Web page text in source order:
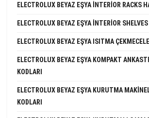
ELECTROLUX BEYAZ EŞYA INTERIOR RACKS
ELECTROLUX BEYAZ EŞYA INTERIOR
ELECTROLUX BEYAZ EŞYA ISITMA
ELECTROLUX BEYAZ EŞYA KOMPAKT
KODLARI
ELECTROLUX BEYAZ EŞYA KURUTMA
KODLARI